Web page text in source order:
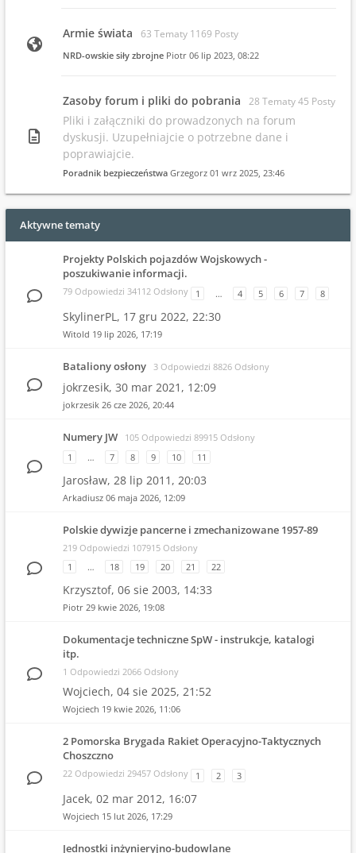
Armie świata 63 Tematy 1169 Posty
NRD-owskie siły zbrojne Piotr 06 lip 2023, 08:22
Zasoby forum i pliki do pobrania 28 Tematy 45 Posty
Pliki i załączniki do prowadzonych na forum
dyskusji. Uzupełniajcie o potrzebne dane i
poprawiajcie.
Poradnik bezpieczeństwa Grzegorz 01 wrz 2025, 23:46
Aktywne tematy
Projekty Polskich pojazdów Wojskowych -
poszukiwanie informacji.
79 Odpowiedzi 34112 Odsłony 1 … 4 5 6 7 8
SkylinerPL, 17 gru 2022, 22:30
Witold 19 lip 2026, 17:19
Bataliony osłony 3 Odpowiedzi 8826 Odsłony
jokrzesik, 30 mar 2021, 12:09
jokrzesik 26 cze 2026, 20:44
Numery JW
105 Odpowiedzi 89915 Odsłony
1
… 7 8 9 10 11
Jarosław, 28 lip 2011, 20:03
Arkadiusz 06 maja 2026, 12:09
Polskie dywizje pancerne i zmechanizowane 1957-89
219 Odpowiedzi 107915 Odsłony
1
… 18 19 20 21 22
Krzysztof, 06 sie 2003, 14:33
Piotr 29 kwie 2026, 19:08
Dokumentacje techniczne SpW - instrukcje, katalogi
itp.
1 Odpowiedzi 2066 Odsłony
Wojciech, 04 sie 2025, 21:52
Wojciech 19 kwie 2026, 11:06
2 Pomorska Brygada Rakiet Operacyjno-Taktycznych
Choszczno
22 Odpowiedzi 29457 Odsłony 1 2 3
Jacek, 02 mar 2012, 16:07
Wojciech 15 lut 2026, 17:29
Jednostki inżynieryjno-budowlane